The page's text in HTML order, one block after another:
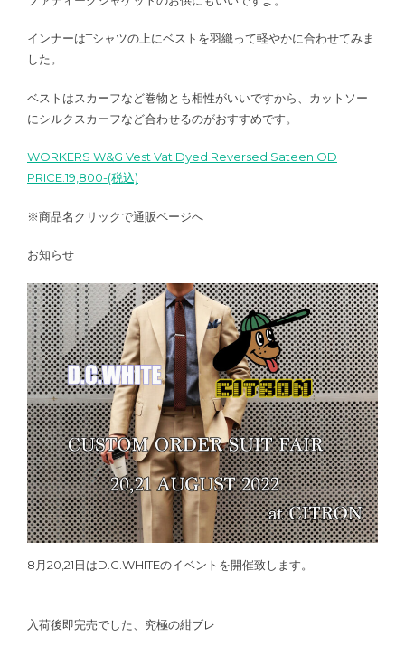
インナーはTシャツの上にベストを羽織って軽やかに合わせてみま
した。
ベストはスカーフなど巻物とも相性がいいですから、カットソー
にシルクスカーフなど合わせるのがおすすめです。
WORKERS W&G Vest Vat Dyed Reversed Sateen OD
PRICE:19,800-(税込)
※商品名クリックで通販ページへ
お知らせ
8月20,21日はD.C.WHITEのイベントを開催致します。
入荷後即完売でした、究極の紺ブレ